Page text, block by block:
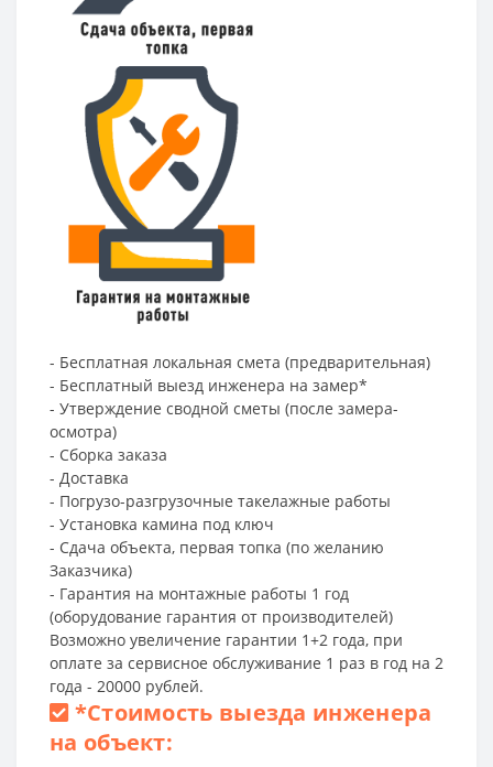
- Бесплатная локальная смета (предварительная)
- Бесплатный выезд инженера на замер*
- Утверждение сводной сметы (после замера-
осмотра)
- Сборка заказа
- Доставка
- Погрузо-разгрузочные такелажные работы
- Установка камина под ключ
- Сдача объекта, первая топка (по желанию
Заказчика)
- Гарантия на монтажные работы 1 год
(оборудование гарантия от производителей)
Возможно увеличение гарантии 1+2 года, при
оплате за сервисное обслуживание 1 раз в год на 2
года - 20000 рублей.
*Стоимость выезда инженера
на объект: